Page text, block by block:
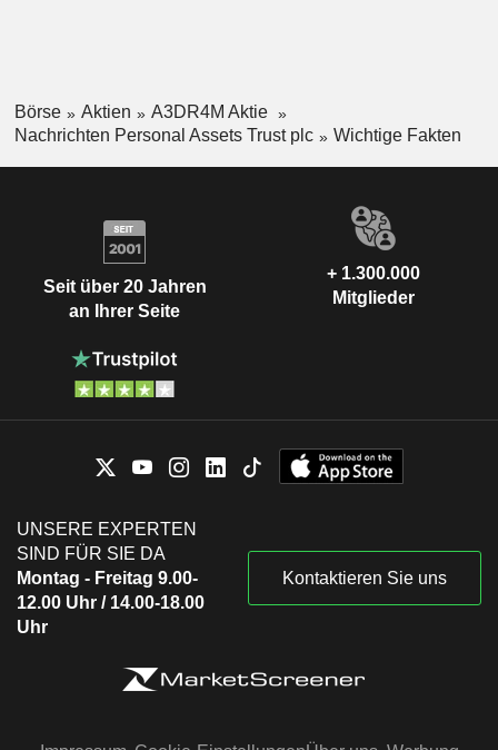
Börse Aktien
A3DR4M Aktie
Nachrichten Personal Assets Trust plc
Wichtige Fakten
Seit über 20 Jahren
an Ihrer Seite
+ 1.300.000
Mitglieder
UNSERE EXPERTEN
SIND FÜR SIE DA
Montag - Freitag 9.00-
12.00 Uhr / 14.00-18.00
Uhr
Kontaktieren Sie uns